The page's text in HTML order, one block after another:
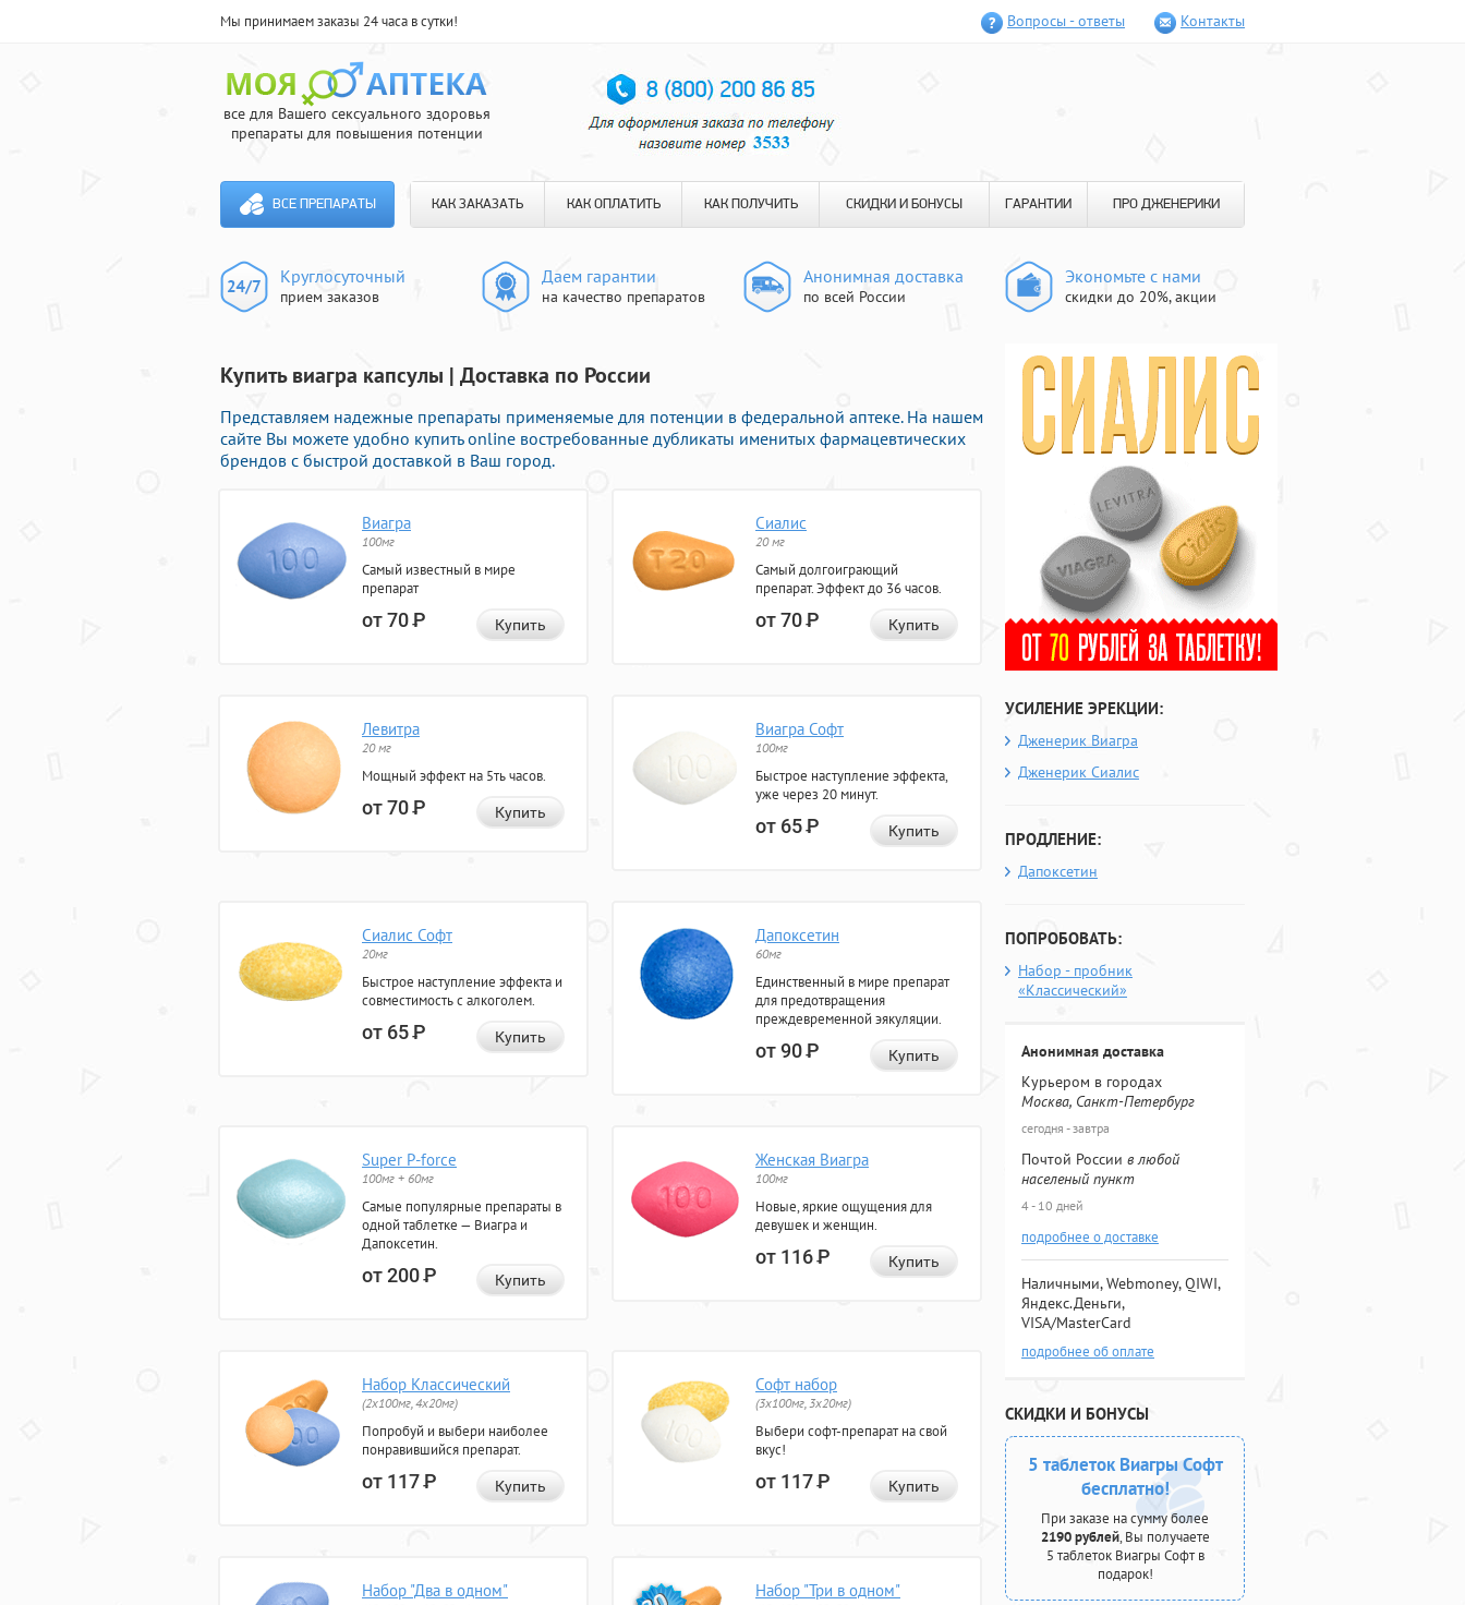
Мы принимаем заказы 24 часа в сутки! Вопросы - ответы Контакты
все для Вашего сексуального здоровья
препараты для повышения потенции
ВСЕ ПРЕПАРАТЫ КАК ЗАКАЗАТЬ КАК ОПЛАТИТЬ КАК ПОЛУЧИТЬ СКИДКИ И БОНУСЫ ГАРАНТИИ ПРО ДЖЕНЕРИКИ
Круглосуточный
прием заказов
Даем гарантии
на качество препаратов
Анонимная доставка
по всей России
Экономьте с нами
скидки до 20%, акции
Купить виагра капсулы | Доставка по России
Представляем надежные препараты применяемые для потенции в федеральной аптеке. На нашем
сайте Вы можете удобно купить online востребованные дубликаты именитых фармацевтических
брендов с быстрой доставкой в Ваш город.
Виагра
100мг
Самый известный в мире
препарат
от 70Р Купить
Сиалис
20 мг
Самый долгоиграющий
препарат. Эффект до 36 часов.
от 70Р Купить
Левитра
20 мг
Мощный эффект на 5ть часов.
от 70Р Купить
Виагра Софт
100мг
Быстрое наступление эффекта,
уже через 20 минут.
от 65Р Купить
Сиалис Софт
20мг
Быстрое наступление эффекта и
совместимость с алкоголем.
от 65Р Купить
Дапоксетин
60мг
Единственный в мире препарат
для предотвращения
преждевременной эякуляции.
от 90Р Купить
Super P-force
100мг + 60мг
Самые популярные препараты в
одной таблетке — Виагра и
Дапоксетин.
от 200Р Купить
Женская Виагра
100мг
Новые, яркие ощущения для
девушек и женщин.
от 116Р Купить
Набор Классический
(2x100мг, 4x20мг)
Попробуй и выбери наиболее
понравившийся препарат.
от 117Р Купить
Софт набор
(3x100мг, 3x20мг)
Выбери софт-препарат на свой
вкус!
от 117Р Купить
Набор "Два в одном" Набор "Три в одном"
УСИЛЕНИЕ ЭРЕКЦИИ:
Дженерик Виагра
Дженерик Сиалис
ПРОДЛЕНИЕ:
Дапоксетин
ПОПРОБОВАТЬ:
Набор - пробник
«Классический»
Анонимная доставка
Курьером в городах
Москва, Санкт-Петербург
сегодня - завтра
Почтой России в любой
населеный пункт
4 - 10 дней
подробнее о доставке
Наличными, Webmoney, QIWI,
Яндекс.Деньги,
VISA/MasterCard
подробнее об оплате
СКИДКИ И БОНУСЫ
5 таблеток Виагры Софт
бесплатно!
При заказе на сумму более
2190 рублей, Вы получаете
5 таблеток Виагры Софт в
подарок!